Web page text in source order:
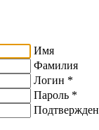
Имя
Фамилия
Логин *
Пароль *